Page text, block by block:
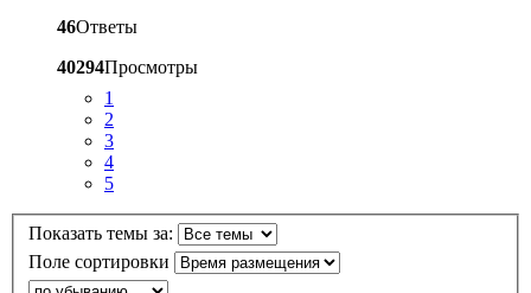
46Ответы
40294Просмотры
1
2
3
4
5
Показать темы за:
Поле сортировки